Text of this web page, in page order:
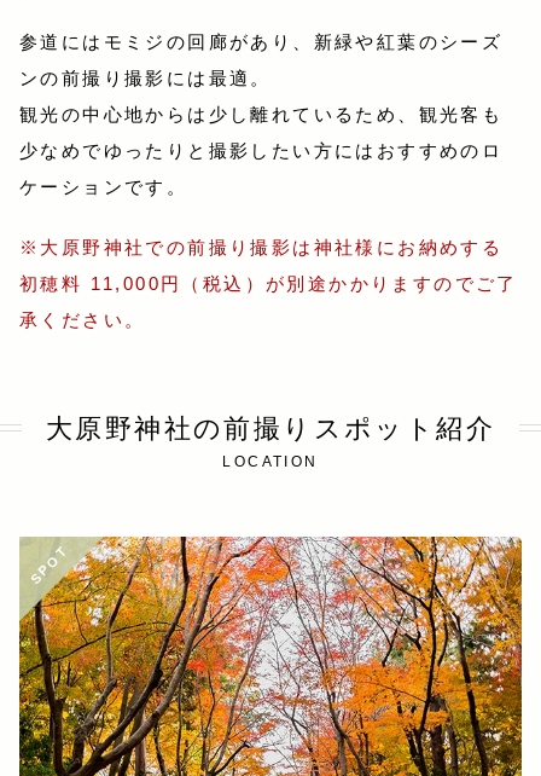
参道にはモミジの回廊があり、新緑や紅葉のシーズ
ンの前撮り撮影には最適。
観光の中心地からは少し離れているため、観光客も
少なめでゆったりと撮影したい方にはおすすめのロ
ケーションです。
※大原野神社での前撮り撮影は神社様にお納めする
初穂料 11,000円（税込）が別途かかりますのでご了
承ください。
大原野神社の前撮りスポット紹介
LOCATION
SPOT